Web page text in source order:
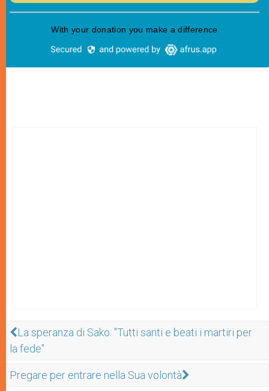
La speranza di Sako: "Tutti santi e beati i martiri per
la fede"
Pregare per entrare nella Sua volontà